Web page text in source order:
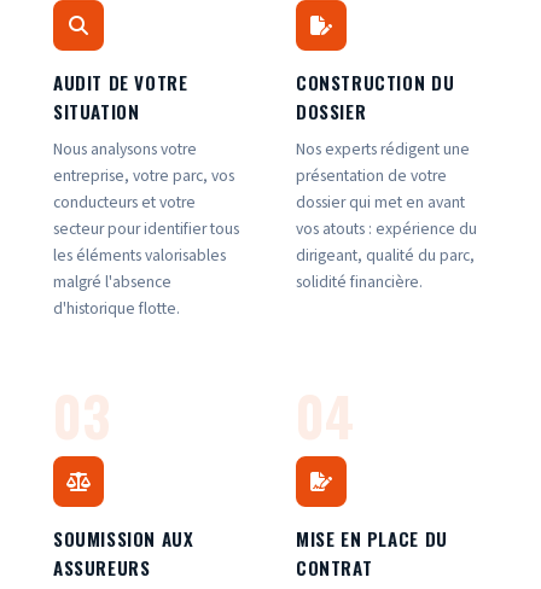
AUDIT DE VOTRE
SITUATION
Nous analysons votre
entreprise, votre parc, vos
conducteurs et votre
secteur pour identifier tous
les éléments valorisables
malgré l'absence
d'historique flotte.
CONSTRUCTION DU
DOSSIER
Nos experts rédigent une
présentation de votre
dossier qui met en avant
vos atouts : expérience du
dirigeant, qualité du parc,
solidité financière.
03
SOUMISSION AUX
ASSUREURS
04
MISE EN PLACE DU
CONTRAT